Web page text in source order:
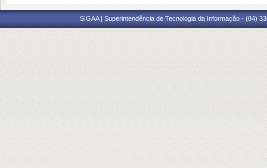
SIGAA | Superintendência de Tecnologia da Informação - (84)